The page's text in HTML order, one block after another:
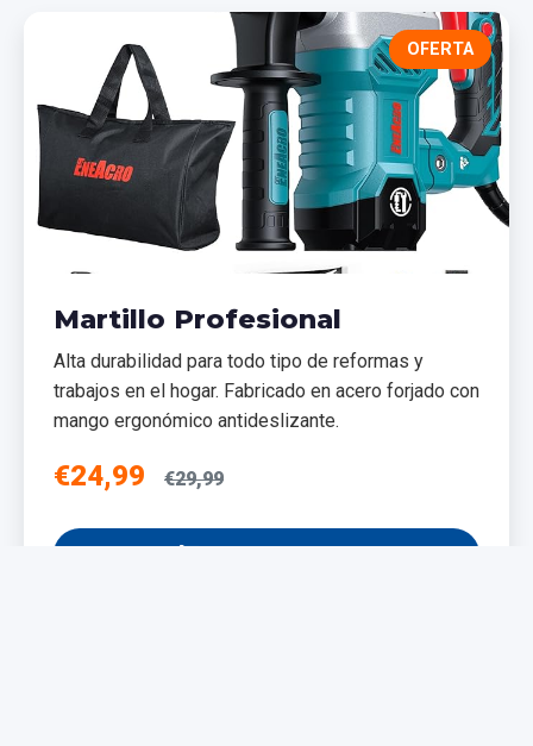
OFERTA
Martillo Profesional
Alta durabilidad para todo tipo de reformas y
trabajos en el hogar. Fabricado en acero forjado con
mango ergonómico antideslizante.
€24,99 €29,99